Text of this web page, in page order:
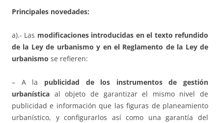
Principales novedades:
a).- Las modificaciones introducidas en el texto refundido
de la Ley de urbanismo y en el Reglamento de la Ley de
urbanismo se refieren:
– A la publicidad de los instrumentos de gestión
urbanística al objeto de garantizar el mismo nivel de
publicidad e información que las figuras de planeamiento
urbanístico, y configurarlos así como una garantía del